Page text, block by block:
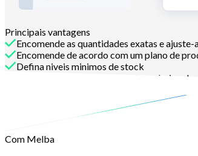
Principais vantagens
Encomende as quantidades exatas e
Encomende de acordo com um plano de
Defina niveis minimos de stock
Receba um alerta quando estiver abaixo
Com Melba